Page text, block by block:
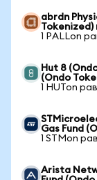
abrdn
Tokenized)
1 PALLon
Hut 8
(Ondo
1 HUTon
Gas Fund
1 STMon
Arista